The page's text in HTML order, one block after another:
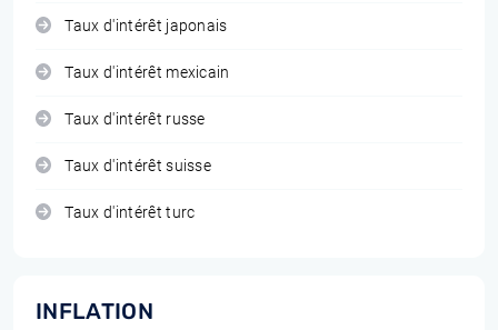
Taux d'intérêt japonais
Taux d'intérêt mexicain
Taux d'intérêt russe
Taux d'intérêt suisse
Taux d'intérêt turc
INFLATION